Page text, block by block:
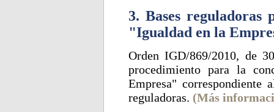
3. Bases reguladoras
"Igualdad en la
Orden IGD/869/2010, de
procedimiento para la
Empresa" correspondiente
reguladoras. (Más